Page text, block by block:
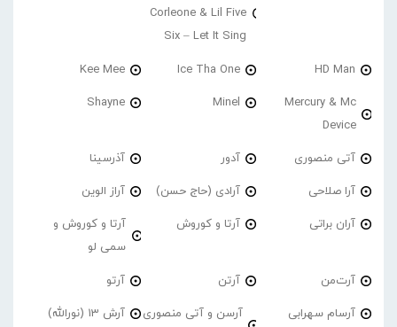
Corleone & Lil Five
Six – Let It Sing
HD Man
Ice Tha One
Kee Mee
Mercury & Mc
Device
Minel
Shayne
آتی منصوری آدور آذرسینا
آرا صلاحی آرادی (حاج حسن) آراز الوین
آران براتی آرتا و کوروش
آرتا و کوروش و
سمی لو
آرت‌من آرتن آرتو
آرسام سهرابی
آرسن و آتی منصوری
آرش 13 (نورالله)